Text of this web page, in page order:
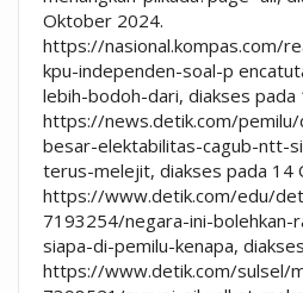
Oktober 2024.
https://nasional.kompas.com/
kpu-independen-soal-p
lebih-bodoh-dari, diakses
https://news.detik.com/
besar-elektabilitas-cagub-ntt-
terus-melejit, diakses pada 14
https://www.detik.com/edu/
7193254/negara-ini-bolehkan-
siapa-di-pemilu-kenapa,
https://www.detik.com/sulsel/